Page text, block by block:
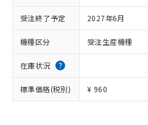
受注終了予定 2027年6月
機種区分 受注生産機種
在庫状況
標準価格(税別) ¥ 960